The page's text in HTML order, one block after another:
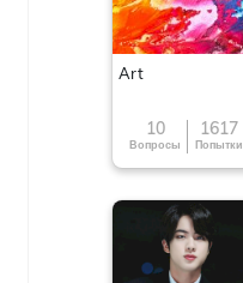
Art
10
Вопросы
1617
Попытки